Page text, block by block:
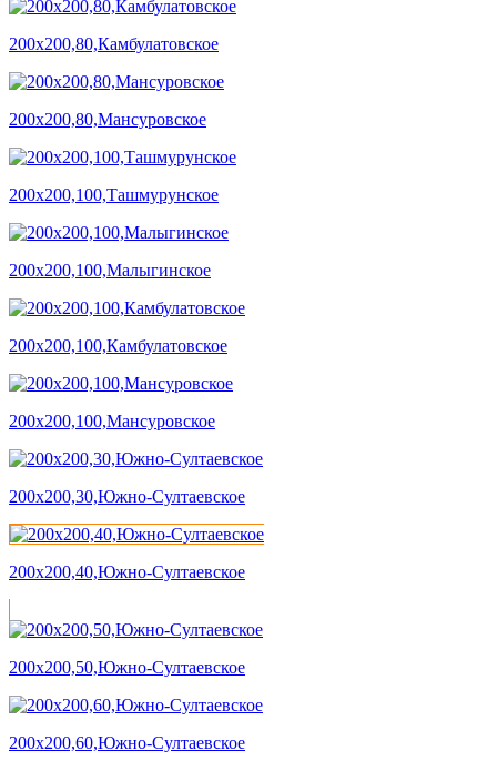
200х200,80,Камбулатовское
200х200,80,Мансуровское
200х200,100,Ташмурунское
200х200,100,Малыгинское
200х200,100,Камбулатовское
200х200,100,Мансуровское
200х200,30,Южно-Султаевское
200х200,40,Южно-Султаевское
200х200,50,Южно-Султаевское
200х200,60,Южно-Султаевское